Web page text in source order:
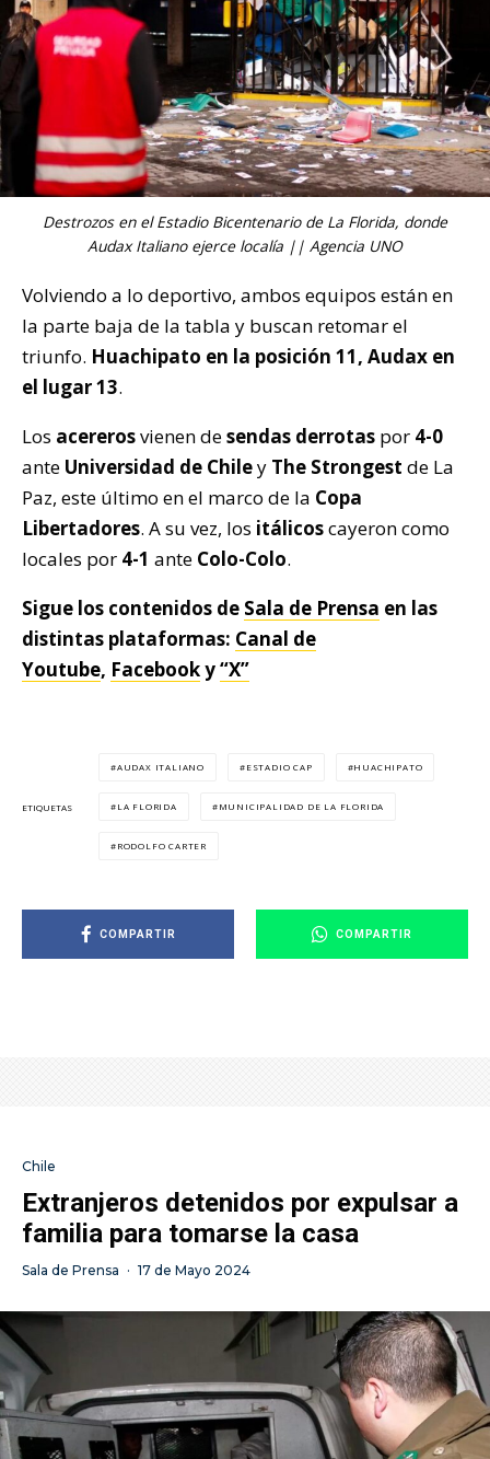
Destrozos en el Estadio Bicentenario de La Florida, donde
Audax Italiano ejerce localía || Agencia UNO
Volviendo a lo deportivo, ambos equipos están en
la parte baja de la tabla y buscan retomar el
triunfo. Huachipato en la posición 11, Audax en
el lugar 13.
Los acererosvienen desendas derrotas por 4-0
ante Universidad de Chiley The Strongest de La
Paz, este último en el marco de la Copa
Libertadores. A su vez, los itálicoscayeron como
locales por 4-1 ante Colo-Colo.
Sigue los contenidos de Sala de Prensa en las
distintas plataformas: Canal de
Youtube, Facebooky“X”
ETIQUETAS
AUDAX ITALIANO ESTADIO CAP HUACHIPATO
LA FLORIDA MUNICIPALIDAD DE LA FLORIDA
RODOLFO CARTER
COMPARTIR COMPARTIR
Chile
Extranjeros detenidos por expulsar a
familia para tomarse la casa
Sala de Prensa · 17 de Mayo 2024